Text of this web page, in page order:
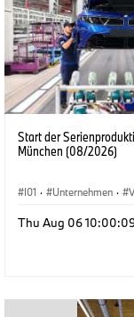
Start der
München (08/2026)
I01 · Unternehmen ·
Thu Aug 06